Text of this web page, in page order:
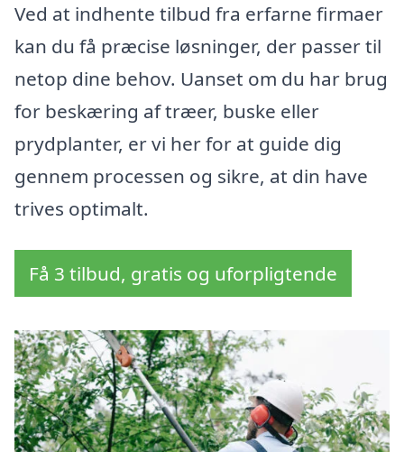
Ved at indhente tilbud fra erfarne firmaer
kan du få præcise løsninger, der passer til
netop dine behov. Uanset om du har brug
for beskæring af træer, buske eller
prydplanter, er vi her for at guide dig
gennem processen og sikre, at din have
trives optimalt.
Få 3 tilbud, gratis og uforpligtende